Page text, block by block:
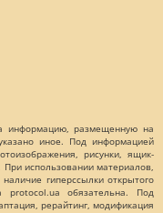
информацию, размещенную на
иное. Под информацией
рисунки, ящик-
использовании материалов,
гиперссылки открытого
protocol.ua обязательна. Под
рерайтинг, модификация